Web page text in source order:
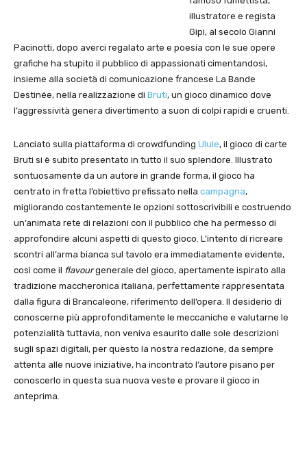
illustratore e regista
Gipi, al secolo Gianni
Pacinotti, dopo averci regalato arte e poesia con le sue opere
grafiche ha stupito il pubblico di appassionati cimentandosi,
insieme alla società di comunicazione francese La Bande
Destinée, nella realizzazione di Bruti, un gioco dinamico dove
l’aggressività genera divertimento a suon di colpi rapidi e cruenti.
Lanciato sulla piattaforma di crowdfunding Ulule, il gioco di carte
Bruti si è subito presentato in tutto il suo splendore. Illustrato
sontuosamente da un autore in grande forma, il gioco ha
centrato in fretta l’obiettivo prefissato nella campagna,
migliorando costantemente le opzioni sottoscrivibili e costruendo
un’animata rete di relazioni con il pubblico che ha permesso di
approfondire alcuni aspetti di questo gioco. L’intento di ricreare
scontri all’arma bianca sul tavolo era immediatamente evidente,
così come il flavourgenerale del gioco, apertamente ispirato alla
tradizione maccheronica italiana, perfettamente rappresentata
dalla figura di Brancaleone, riferimento dell’opera. Il desiderio di
conoscerne più approfonditamente le meccaniche e valutarne le
potenzialità tuttavia, non veniva esaurito dalle sole descrizioni
sugli spazi digitali, per questo la nostra redazione, da sempre
attenta alle nuove iniziative, ha incontrato l’autore pisano per
conoscerlo in questa sua nuova veste e provare il gioco in
anteprima.